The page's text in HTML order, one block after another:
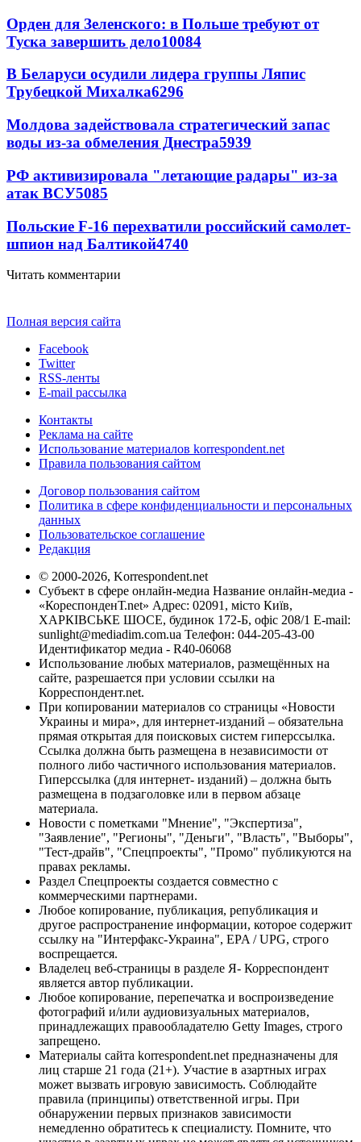
Орден для Зеленского: в Польше требуют от
Туска завершить дело10084
В Беларуси осудили лидера группы Ляпис
Трубецкой Михалка6296
Молдова задействовала стратегический запас
воды из-за обмеления Днестра5939
РФ активизировала "летающие радары" из-за
атак ВСУ5085
Польские F-16 перехватили российский самолет-
шпион над Балтикой4740
Читать комментарии
Полная версия сайта
Facebook
Twitter
RSS-ленты
E-mail рассылка
Контакты
Реклама на сайте
Использование материалов korrespondent.net
Правила пользования сайтом
Договор пользования сайтом
Политика в сфере конфиденциальности и персональных
данных
Пользовательское соглашение
Редакция
© 2000-2026, Korrespondent.net
Субъект в сфере онлайн-медиа Название онлайн-медиа -
«КореспонденТ.net» Адрес: 02091, місто Київ,
ХАРКІВСЬКЕ ШОСЕ, будинок 172-Б, офіс 208/1 E-mail:
sunlight@mediadim.com.ua Телефон: 044-205-43-00
Идентификатор медиа - R40-06068
Использование любых материалов, размещённых на
сайте, разрешается при условии ссылки на
Корреспондент.net.
При копировании материалов со страницы «Новости
Украины и мира», для интернет-изданий – обязательна
прямая открытая для поисковых систем гиперссылка.
Ссылка должна быть размещена в независимости от
полного либо частичного использования материалов.
Гиперссылка (для интернет- изданий) – должна быть
размещена в подзаголовке или в первом абзаце
материала.
Новости с пометками "Мнение", "Экспертиза",
"Заявление", "Регионы", "Деньги", "Власть", "Выборы",
"Тест-драйв", "Спецпроекты", "Промо" публикуются на
правах рекламы.
Раздел Спецпроекты создается совместно с
коммерческими партнерами.
Любое копирование, публикация, републикация и
другое распространение информации, которое содержит
ссылку на "Интерфакс-Украина", EPA / UPG, строго
воспрещается.
Владелец веб-страницы в разделе Я- Корреспондент
является автор публикации.
Любое копирование, перепечатка и воспроизведение
фотографий и/или аудиовизуальных материалов,
принадлежащих правообладателю Getty Images, строго
запрещено.
Материалы сайта korrespondent.net предназначены для
лиц старше 21 года (21+). Участие в азартных играх
может вызвать игровую зависимость. Соблюдайте
правила (принципы) ответственной игры. При
обнаружении первых признаков зависимости
немедленно обратитесь к специалисту. Помните, что